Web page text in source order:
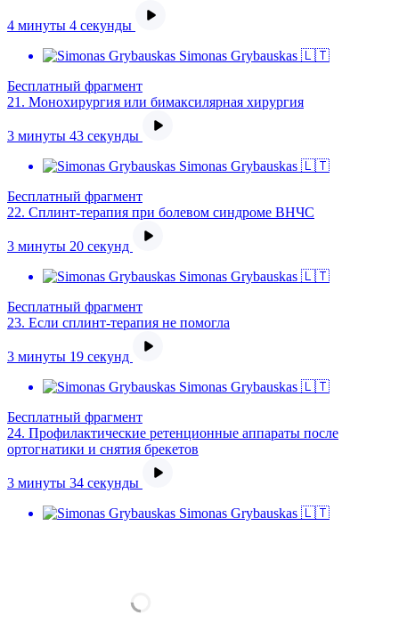
4 минуты 4 секунды
Simonas Grybauskas 🇱🇹
Бесплатный фрагмент
21. Монохирургия или бимаксилярная хирургия
3 минуты 43 секунды
Simonas Grybauskas 🇱🇹
Бесплатный фрагмент
22. Сплинт-терапия при болевом синдроме ВНЧС
3 минуты 20 секунд
Simonas Grybauskas 🇱🇹
Бесплатный фрагмент
23. Если сплинт-терапия не помогла
3 минуты 19 секунд
Simonas Grybauskas 🇱🇹
Бесплатный фрагмент
24. Профилактические ретенционные аппараты после
ортогнатики и снятия брекетов
3 минуты 34 секунды
Simonas Grybauskas 🇱🇹